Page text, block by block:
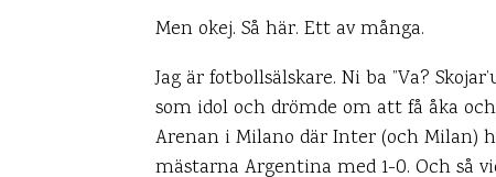
Men okej. Så här. Ett av många.
Jag är fotbollsälskare. Ni ba ”Va?
som idol och drömde om att få åka
Arenan i Milano där Inter (och Milan)
mästarna Argentina med 1-0. Och så